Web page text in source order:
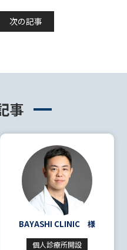
次の記事
事
BAYASHI CLINIC 様
個人診療所開設